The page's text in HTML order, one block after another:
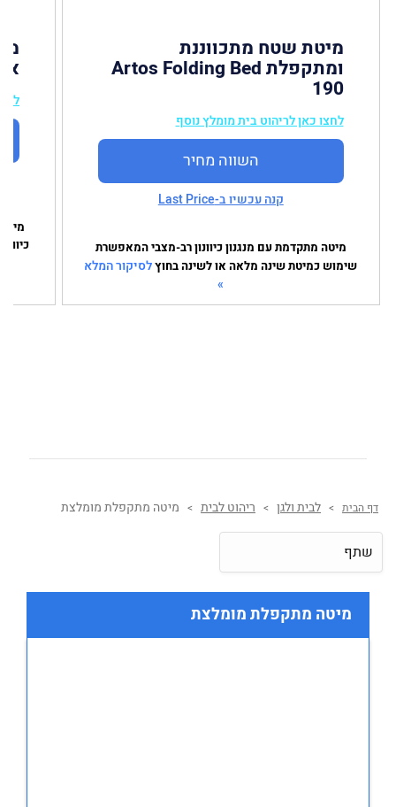
מיטת שטח מתכווננת
ומתקפלת Artos Folding Bed
190
לחצו כאן לריהוט בית מומלץ נוסף
השווה מחיר
קנה עכשיו ב-Last Price
מיטה מתקדמת עם מנגנון כיוונון רב-מצבי המאפשרת
שימוש כמיטת שינה מלאה או לשינה בחוץלסיקור המלא
»
דף הבית > לבית ולגן > ריהוט לבית > מיטה מתקפלת מומלצת
שתף
מיטה מתקפלת מומלצת